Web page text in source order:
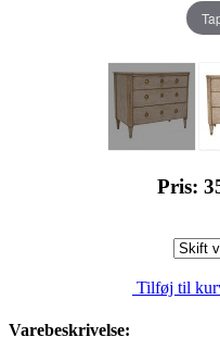
Pris:
Tilføj til
Varebeskrivelse: